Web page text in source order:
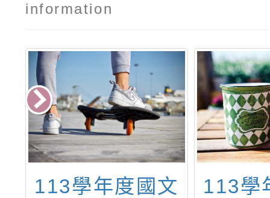
information
113學年度國文
113學